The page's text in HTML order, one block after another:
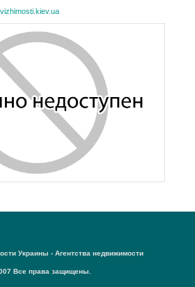
Украины - Агентства недвижимости
Все права защищены.